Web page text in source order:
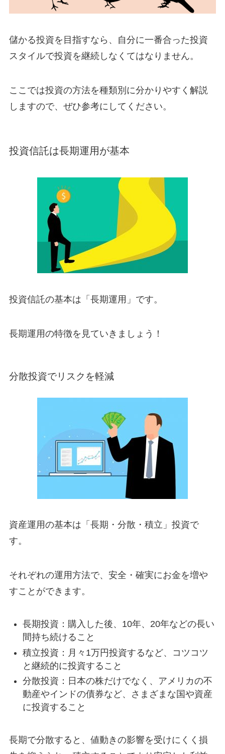
儲かる投資を目指すなら、自分に一番合った投資
スタイルで投資を継続しなくてはなりません。
ここでは投資の方法を種類別に分かりやすく解説
しますので、ぜひ参考にしてください。
投資信託は長期運用が基本
投資信託の基本は「長期運用」です。
長期運用の特徴を見ていきましょう！
分散投資でリスクを軽減
資産運用の基本は「長期・分散・積立」投資で
す。
それぞれの運用方法で、安全・確実にお金を増や
すことができます。
長期投資：購入した後、10年、20年などの長い
間持ち続けること
積立投資：月々1万円投資するなど、コツコツ
と継続的に投資すること
分散投資：日本の株だけでなく、アメリカの不
動産やインドの債券など、さまざまな国や資産
に投資すること
長期で分散すると、値動きの影響を受けにくく損